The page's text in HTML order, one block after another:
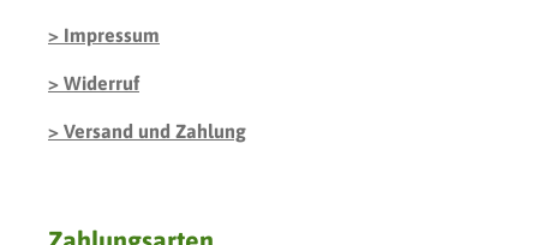
Impressum
Widerruf
Versand und Zahlung